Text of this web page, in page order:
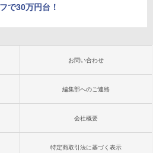
で30万円台！
お問い合わせ
編集部へのご連絡
会社概要
特定商取引法に基づく表示